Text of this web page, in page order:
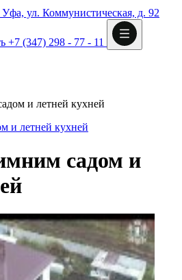
Уфа, ул. Коммунистическая, д. 92
+7 (347) 298 - 77 - 11
и летней кухней
садом и